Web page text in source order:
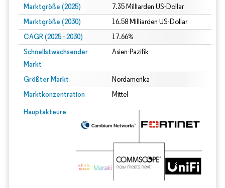
Marktgröße (2025) 7.35 Milliarden US-Dollar
Marktgröße (2030) 16.58 Milliarden US-Dollar
CAGR (2025 - 2030) 17.66%
Schnellstwachsender
Markt
Asien-Pazifik
Größter Markt Nordamerika
Marktkonzentration Mittel
Hauptakteure